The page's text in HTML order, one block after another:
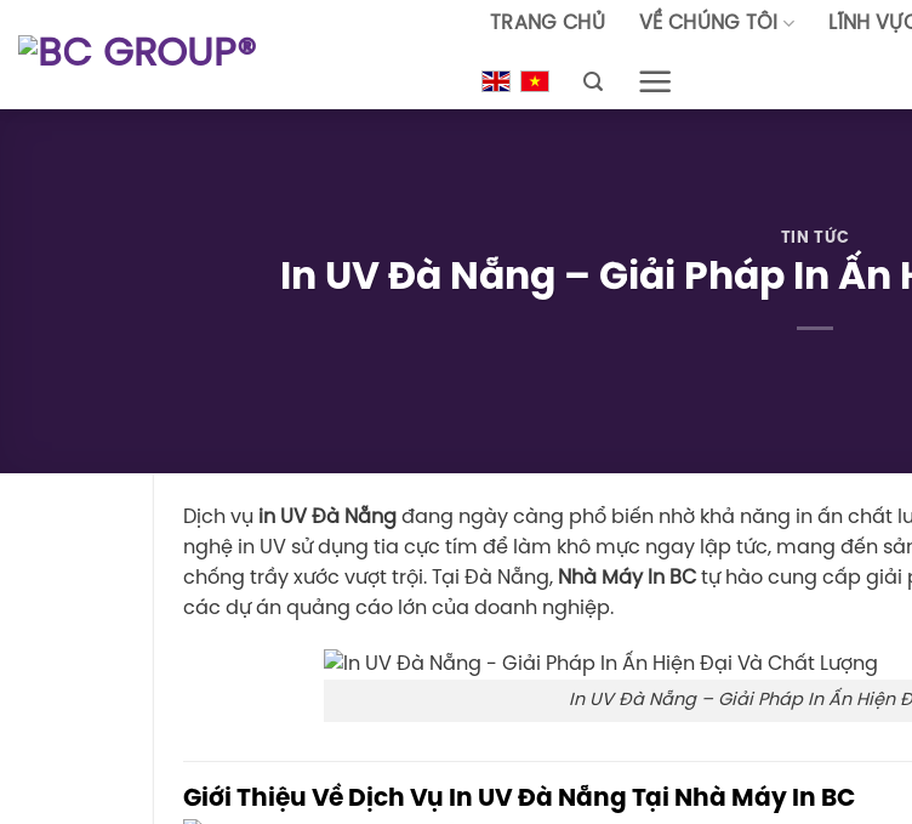
TRANG CHỦ VỀ CHÚNG TÔI LĨNH
TIN TỨC
In UV Đà Nẵng – Giải Pháp In
Dịch vụ in UV Đà Nẵng đang ngày càng phổ biến nhờ khả năng in ấn chất
nghệ in UV sử dụng tia cực tím để làm khô mực ngay lập tức, mang đến
chống trầy xước vượt trội. Tại Đà Nẵng, Nhà Máy In BC tự hào cung cấp giải
các dự án quảng cáo lớn của doanh nghiệp.
In UV Đà Nẵng – Giải Pháp In Ấn Hiện
Giới Thiệu Về Dịch Vụ In UV Đà Nẵng Tại Nhà Máy In BC